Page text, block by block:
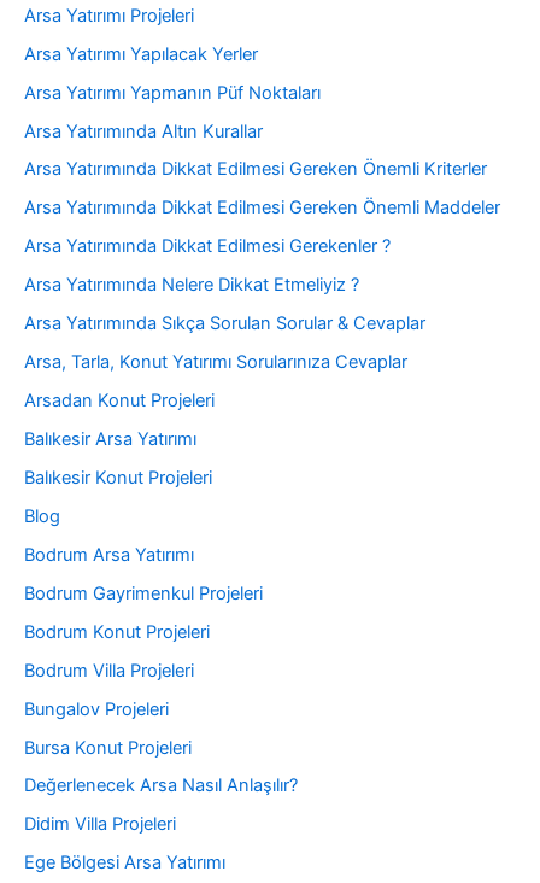
Arsa Yatırımı Projeleri
Arsa Yatırımı Yapılacak Yerler
Arsa Yatırımı Yapmanın Püf Noktaları
Arsa Yatırımında Altın Kurallar
Arsa Yatırımında Dikkat Edilmesi Gereken Önemli Kriterler
Arsa Yatırımında Dikkat Edilmesi Gereken Önemli Maddeler
Arsa Yatırımında Dikkat Edilmesi Gerekenler ?
Arsa Yatırımında Nelere Dikkat Etmeliyiz ?
Arsa Yatırımında Sıkça Sorulan Sorular & Cevaplar
Arsa, Tarla, Konut Yatırımı Sorularınıza Cevaplar
Arsadan Konut Projeleri
Balıkesir Arsa Yatırımı
Balıkesir Konut Projeleri
Blog
Bodrum Arsa Yatırımı
Bodrum Gayrimenkul Projeleri
Bodrum Konut Projeleri
Bodrum Villa Projeleri
Bungalov Projeleri
Bursa Konut Projeleri
Değerlenecek Arsa Nasıl Anlaşılır?
Didim Villa Projeleri
Ege Bölgesi Arsa Yatırımı